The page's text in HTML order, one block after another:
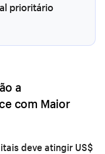
prioritário
a
com Maior
deve atingir US$